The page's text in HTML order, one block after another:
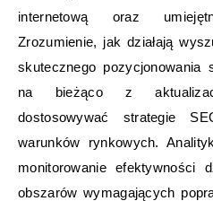
internetową oraz
Zrozumienie, jak działają
skutecznego
na bieżąco z
dostosowywać strategie
warunków rynkowych.
monitorowanie efektywności
obszarów wymagających